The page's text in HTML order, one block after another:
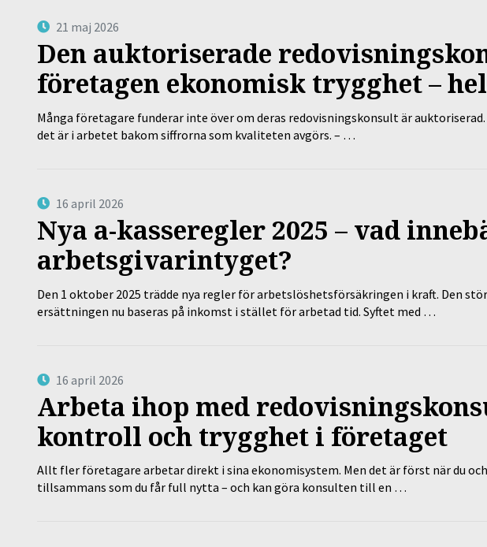
21 maj 2026
Den auktoriserade
företagen ekonomisk trygghet –
Många företagare funderar inte över om deras redovisningskonsult är
det är i arbetet bakom siffrorna som kvaliteten avgörs. – …
16 april 2026
Nya a-kasseregler 2025 – vad
arbetsgivarintyget?
Den 1 oktober 2025 trädde nya regler för arbetslöshetsförsäkringen i kraft. Den
ersättningen nu baseras på inkomst i stället för arbetad tid. Syftet med …
16 april 2026
Arbeta ihop med
kontroll och trygghet i företaget
Allt fler företagare arbetar direkt i sina ekonomisystem. Men det är först när du
tillsammans som du får full nytta – och kan göra konsulten till en …